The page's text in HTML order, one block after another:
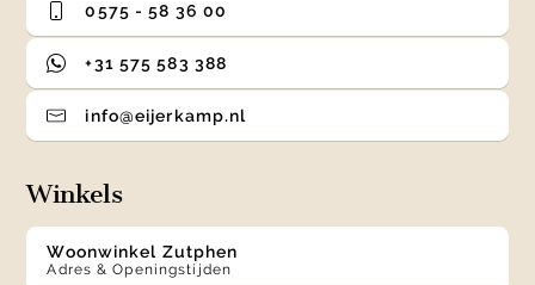
0575 - 58 36 00
+31 575 583 388
info@eijerkamp.nl
Winkels
Woonwinkel Zutphen
Adres & Openingstijden